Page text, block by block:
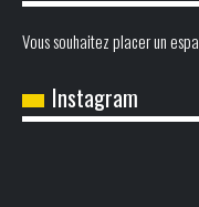
Vous souhaitez placer un
Instagram